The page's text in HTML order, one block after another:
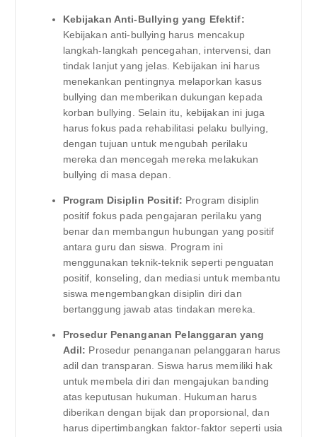
Kebijakan Anti-Bullying yang Efektif:
Kebijakan anti-bullying harus mencakup
langkah-langkah pencegahan, intervensi, dan
tindak lanjut yang jelas. Kebijakan ini harus
menekankan pentingnya melaporkan kasus
bullying dan memberikan dukungan kepada
korban bullying. Selain itu, kebijakan ini juga
harus fokus pada rehabilitasi pelaku bullying,
dengan tujuan untuk mengubah perilaku
mereka dan mencegah mereka melakukan
bullying di masa depan.
Program Disiplin Positif: Program disiplin
positif fokus pada pengajaran perilaku yang
benar dan membangun hubungan yang positif
antara guru dan siswa. Program ini
menggunakan teknik-teknik seperti penguatan
positif, konseling, dan mediasi untuk membantu
siswa mengembangkan disiplin diri dan
bertanggung jawab atas tindakan mereka.
Prosedur Penanganan Pelanggaran yang
Adil: Prosedur penanganan pelanggaran harus
adil dan transparan. Siswa harus memiliki hak
untuk membela diri dan mengajukan banding
atas keputusan hukuman. Hukuman harus
diberikan dengan bijak dan proporsional, dan
harus dipertimbangkan faktor-faktor seperti usia